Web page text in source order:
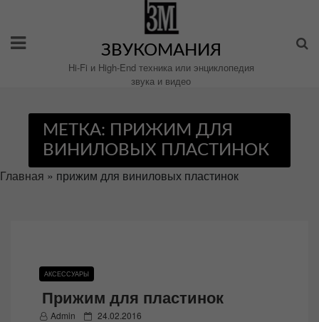
содержимому
ЗВУКОМАНИЯ
Hi-Fi и High-End техника или энциклопедия
звука и видео
МЕТКА: ПРИЖИМ ДЛЯ
ВИНИЛОВЫХ ПЛАСТИНОК
Главная » прижим для виниловых пластинок
АКСЕССУАРЫ
Прижим для пластинок
Admin
P 24.02.2016